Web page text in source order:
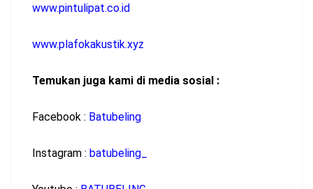
www.pintulipat.co.id
www.plafokakustik.xyz
Temukan juga kami di media sosial :
Facebook : Batubeling
Instagram : batubeling_